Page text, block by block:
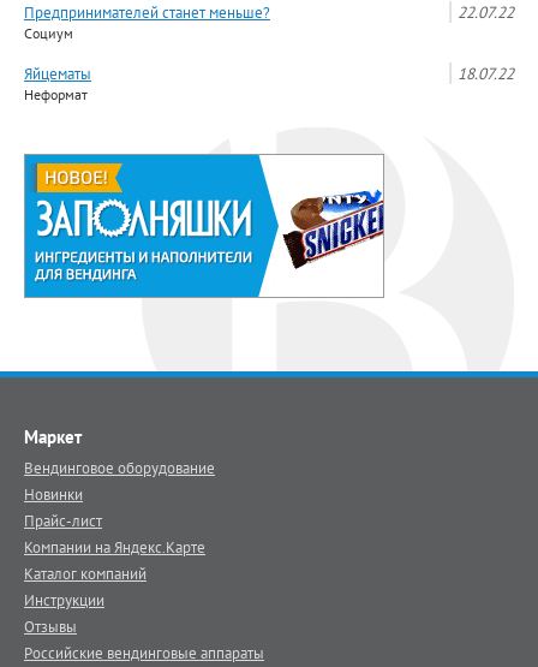
22.07.22
Предпринимателей станет меньше?
Социум
18.07.22
Яйцематы
Неформат
Маркет
Вендинговое оборудование
Новинки
Прайс-лист
Компании на Яндекс.Карте
Каталог компаний
Инструкции
Отзывы
Российские вендинговые аппараты